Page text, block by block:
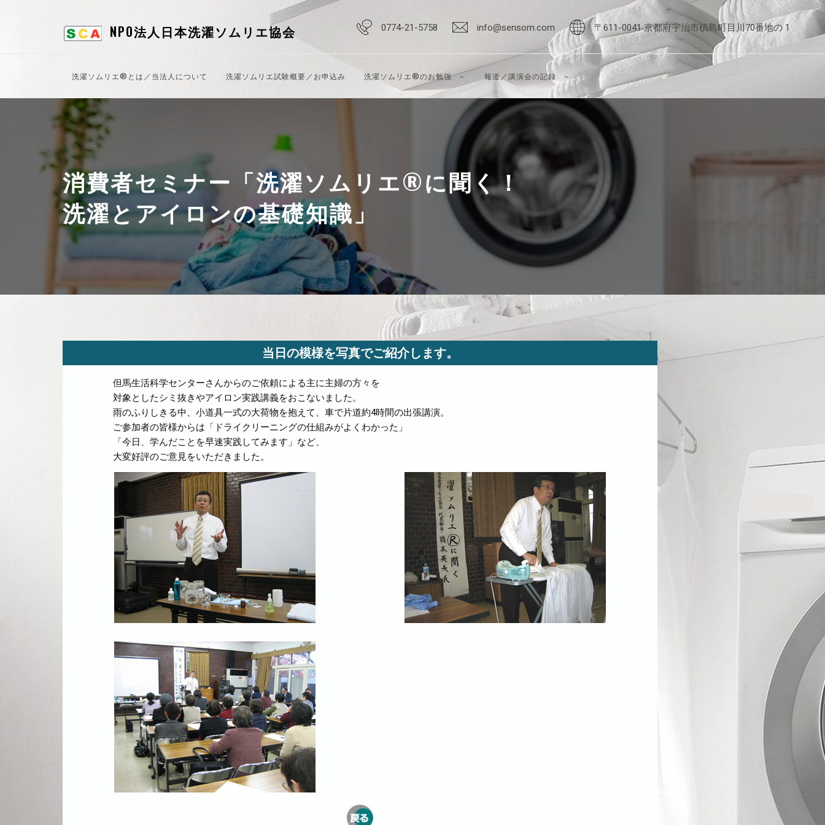
NPO法人日本洗濯ソムリエ協会 0774-21-5758 info@sensom.com 〒611-0041 京都府宇治市槙島町目川70番地の 1
洗濯ソムリエ®とは／当法人について 洗濯ソムリエ試験概要／お申込み 洗濯ソムリエ®のお勉強 報道／講演会の記録
消費者セミナー「洗濯ソムリエ®に聞く！
洗濯とアイロンの基礎知識」
当日の模様を写真でご紹介します。
但馬生活科学センターさんからのご依頼による主に主婦の方々を
対象としたシミ抜きやアイロン実践講義をおこないました。
雨のふりしきる中、小道具一式の大荷物を抱えて、車で片道約4時間の出張講演。
ご参加者の皆様からは「ドライクリーニングの仕組みがよくわかった」
「今日、学んだことを早速実践してみます」など、
大変好評のご意見をいただきました。